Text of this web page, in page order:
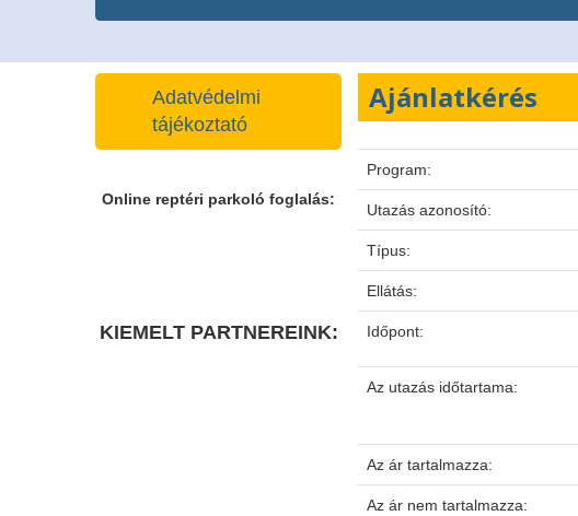
Adatvédelmi
tájékoztató
Online reptéri parkoló foglalás:
KIEMELT PARTNEREINK:
Ajánlatkérés
Program:
Utazás azonosító:
Típus:
Ellátás:
Időpont:
Az utazás időtartama:
Az ár tartalmazza:
Az ár nem tartalmazza: